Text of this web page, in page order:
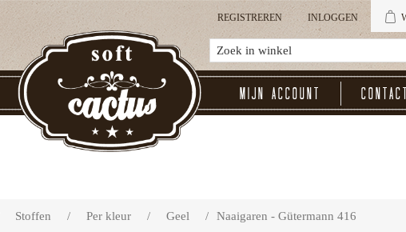
REGISTREREN INLOGGEN
Mijn account Contact
Stoffen / Per kleur / Geel / Naaigaren - Gütermann 416